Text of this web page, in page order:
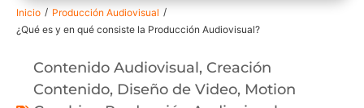
Inicio / Producción Audiovisual /
¿Qué es y en qué consiste la Producción Audiovisual?
Contenido Audiovisual, Creación
Contenido, Diseño de Video, Motion